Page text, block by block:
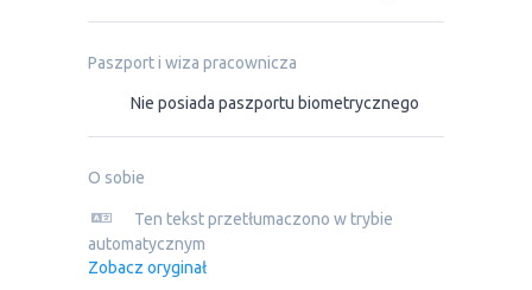
Paszport i wiza pracownicza
Nie posiada paszportu biometrycznego
O sobie
Ten tekst przetłumaczono w trybie
automatycznym
Zobacz oryginał